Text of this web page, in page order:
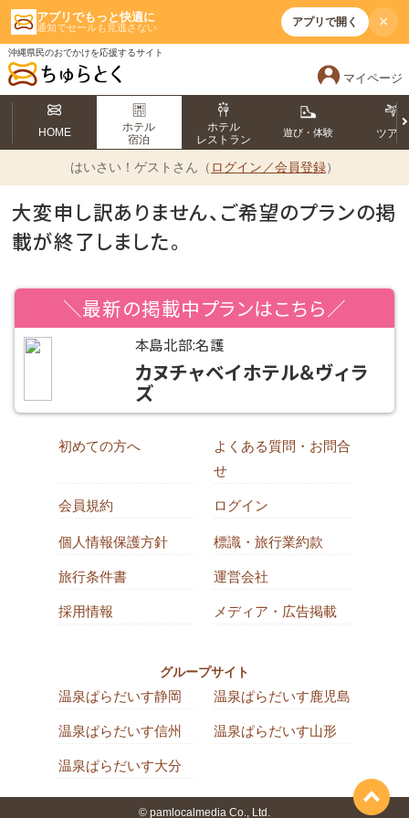
アプリでもっと快適に
通知でセールも見逃さない アプリで開く ×
沖縄県民のおでかけを応援するサイト
マイページ
HOME
ホテル
宿泊
ホテル
レストラン
遊び・体験 ツアー
はいさい！ ゲストさん（ ログイン／会員登録）
大変申し訳ありません、ご希望のプランの掲
載が終了しました。
＼最新の掲載中プランはこちら／
本島北部:名護
カヌチャベイホテル＆ヴィラ
ズ
初めての方へ
よくある質問・お問合
せ
会員規約 ログイン
個人情報保護方針 標識・旅行業約款
旅行条件書 運営会社
採用情報 メディア・広告掲載
グループサイト
温泉ぱらだいす静岡 温泉ぱらだいす鹿児島
温泉ぱらだいす信州 温泉ぱらだいす山形
温泉ぱらだいす大分
© pamlocalmedia Co., Ltd.